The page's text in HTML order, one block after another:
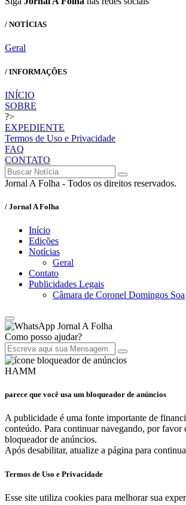
/ NOTÍCIAS
Geral
/ INFORMAÇÕES
INÍCIO
SOBRE
?>
EXPEDIENTE
Termos de Uso e Privacidade
FAQ
CONTATO
Jornal A Folha - Todos os direitos reservados.
/ Jornal A Folha
Início
Edições
Notícias
Geral
Contato
Publicidades Legais
Câmara de Coronel Domingos Soa
Jornal A Folha
Como posso ajudar?
HAMM
parece que você usa um bloqueador de anúncios
A publicidade é uma fonte importante de
conteúdo. Para continuar navegando, por favor
bloqueador de anúncios.
Após desabilitar, atualize a página para
Termos de Uso e Privacidade
Esse site utiliza cookies para melhorar sua